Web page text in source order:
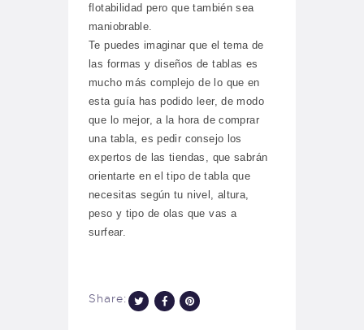
flotabilidad pero que también sea
maniobrable.
Te puedes imaginar que el tema de
las formas y diseños de tablas es
mucho más complejo de lo que en
esta guía has podido leer, de modo
que lo mejor, a la hora de comprar
una tabla, es pedir consejo los
expertos de las tiendas, que sabrán
orientarte en el tipo de tabla que
necesitas según tu nivel, altura,
peso y tipo de olas que vas a
surfear.
Share: